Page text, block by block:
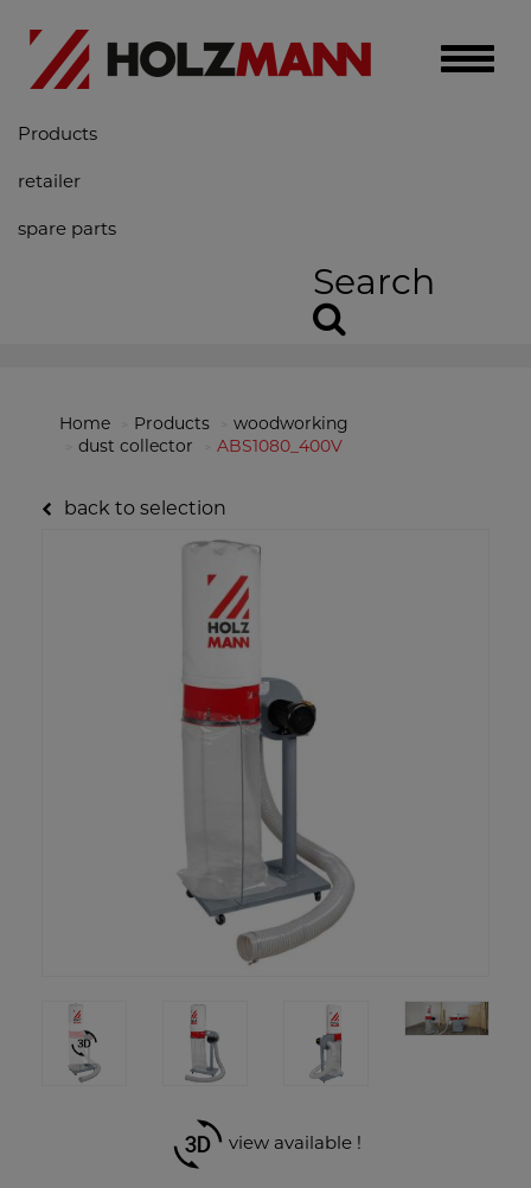
Toggle
Products
retailer
spare parts
Search
Home Products
woodworking
dust collector
ABS1080_400V
back to selection
view available !